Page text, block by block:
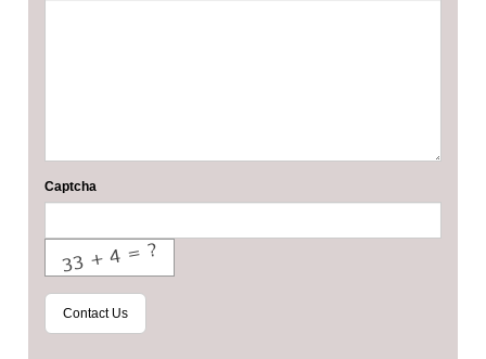
Captcha
Contact Us